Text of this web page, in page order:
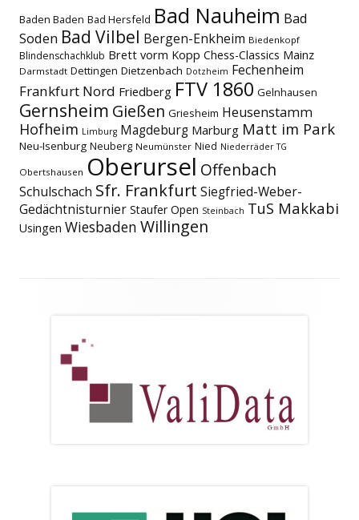
Baden Baden Bad Hersfeld Bad Nauheim Bad
Soden Bad Vilbel Bergen-Enkheim Biedenkopf
Blindenschachklub Brett vorm Kopp Chess-Classics Mainz
Darmstadt Dettingen Dietzenbach Dotzheim Fechenheim
Frankfurt Nord Friedberg FTV 1860 Gelnhausen
Gernsheim Gießen Griesheim Heusenstamm
Hofheim Limburg Magdeburg Marburg Matt im Park
Neu-Isenburg Neuberg Neumünster Nied Niederräder TG
Obertshausen Oberursel Offenbach
Schulschach Sfr. Frankfurt Siegfried-Weber-
Gedächtnisturnier Staufer Open Steinbach TuS Makkabi
Usingen Wiesbaden Willingen